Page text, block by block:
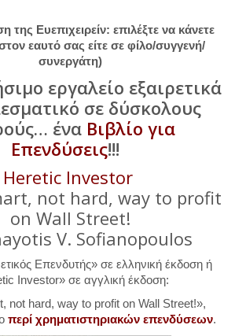
της Ευεπιχειρείν: επιλέξτε να κάνετε
εαυτό σας είτε σε φίλο/συγγενή/
συνεργάτη)
εργαλείο εξαιρετικά
σε δύσκολους
ένα Βιβλίο για
Επενδύσεις!!!
Heretic Investor
not hard, way to profit
on Wall Street!
V. Sofianopoulos
Επενδυτής» σε ελληνική έκδοση ή
Investor» σε αγγλική έκδοση:
not hard, way to profit on Wall Street!»,
περί χρηματιστηριακών επενδύσεων.